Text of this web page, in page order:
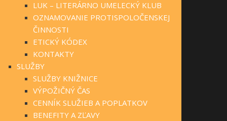
LUK – LITERÁRNO UMELECKÝ KLUB
OZNAMOVANIE PROTISPOLOČENSKEJ
ČINNOSTI
ETICKÝ KÓDEX
KONTAKTY
SLUŽBY
SLUŽBY KNIŽNICE
VÝPOŽIČNÝ ČAS
CENNÍK SLUŽIEB A POPLATKOV
BENEFITY A ZĽAVY